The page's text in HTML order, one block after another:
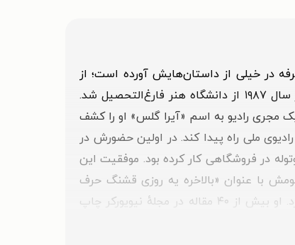
این حرفه در خیلی از داستان‌هایش آورده است؛ از
جمله «دوازده لحظه در زندگی هنرمند» در کتاب «بالاخره یه روزی قشنگ حرف می‌زنم». در سال ۱۹۸۳ به شیکاگو رفت و در سال ۱۹۸۷ از دانشگاه هنر فارغ‌التحصیل شد.
رادیو به اسم «آیرا گلس» او را کشف
ملی راه پیدا کند. در اولین حضورش در
در فروشگاهی کار کرده بود. موفقیت این
را یک پدیدهٔ بزرگ خواند. اولین کتابش در سال ۱۹۹۵ چاپ شد. کتاب سومش با عنوان «بالاخره یه روزی قشنگ حرف
می‌زنم» را در سال ۲۰۰۰ منتشر کرد. دیوید سداریس در دسامبر سال ۲۰۰۸ از دانشگاه بیرمنگام دکترای افتخاری دریافت کرد. او بیش از ۴۰ مقاله در مجلهٔ نیویورکر چاپ